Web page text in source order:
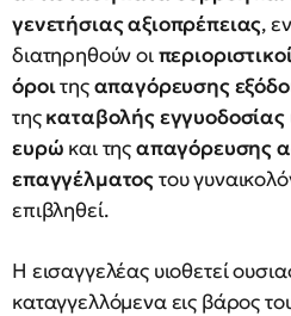
γενετήσιας αξιοπρέπειας,
διατηρηθούν οι
όροιτηςαπαγόρευσης
τηςκαταβολής
ευρώ και τηςαπαγόρευσης
επαγγέλματοςτου
επιβληθεί.
Η εισαγγελέας υιοθετεί
καταγγελλόμενα εις βάρος